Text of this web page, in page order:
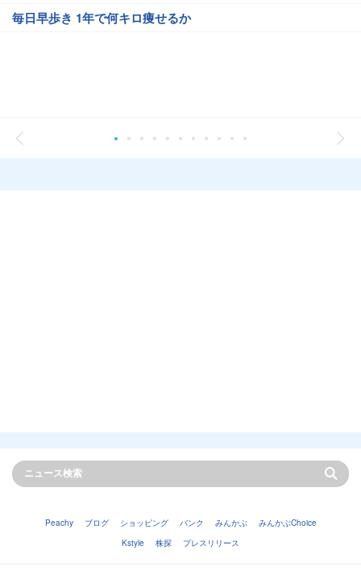
毎日早歩き 1年で何キロ痩せるか
Peachy ブログ ショッピング バンク みんかぶ
みんかぶChoice
Kstyle
株探 プレスリリース